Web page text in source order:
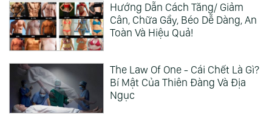
Hướng Dẫn Cách Tăng/ Giảm
Cân, Chữa Gầy, Béo Dễ Dàng, An
Toàn Và Hiệu Quả!
The Law Of One - Cái Chết Là Gì?
Bí Mật Của Thiên Đàng Và Địa
Ngục